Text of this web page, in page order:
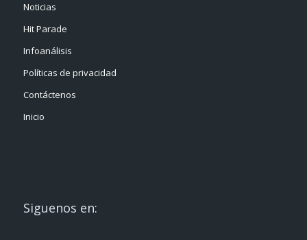
Noticias
Hit Parade
Infoanálisis
Políticas de privacidad
Contáctenos
Inicio
Siguenos en: